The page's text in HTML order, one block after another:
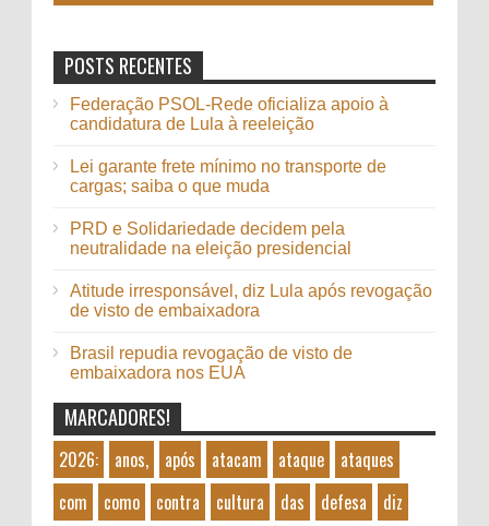
POSTS RECENTES
Federação PSOL-Rede oficializa apoio à
candidatura de Lula à reeleição
Lei garante frete mínimo no transporte de
cargas; saiba o que muda
PRD e Solidariedade decidem pela
neutralidade na eleição presidencial
Atitude irresponsável, diz Lula após revogação
de visto de embaixadora
Brasil repudia revogação de visto de
embaixadora nos EUA
MARCADORES!
2026: anos, após atacam ataque
ataques
com
como contra cultura das defesa
diz